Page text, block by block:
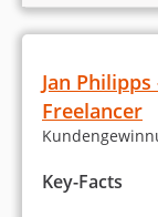
Jan Philipps
Freelancer
Key-Facts